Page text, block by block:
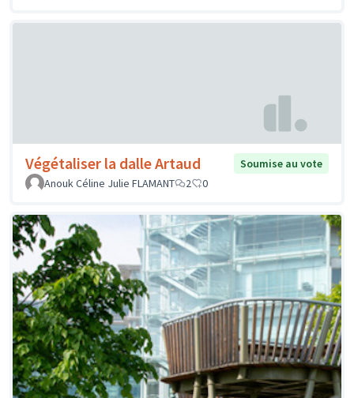
Végétaliser la dalle Artaud
Soumise au vote
Anouk Céline Julie FLAMANT
2 0